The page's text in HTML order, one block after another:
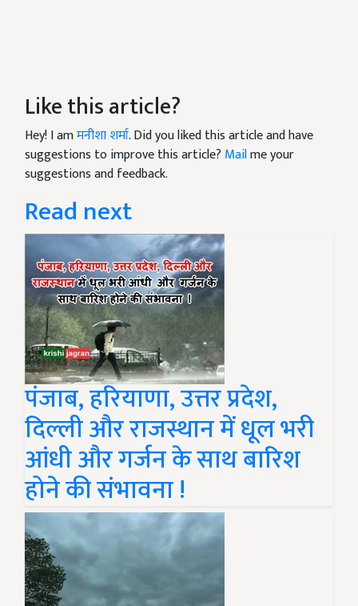
Like this article?
Hey! I amमनीशा शर्मा. Did you liked this article and have
suggestions to improve this article? Mailme your
suggestions and feedback.
Read next
पंजाब, हरियाणा, उत्तर प्रदेश,
दिल्ली और राजस्थान में धूल भरी
आंधी और गर्जन के साथ बारिश
होने की संभावना !